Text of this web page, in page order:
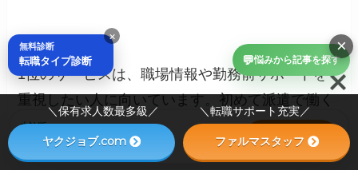
1位のサービスは、職場情報や勤務前サポートを
重視したい人に向いています。初めて派遣で働く
人、ブランク明けの人、初日の動き方まで確認し
ておきたい人は、まず1位を中心に見てくださ
💬悩みから記事を探す
×
×
無料診断
転職タイプ診断
＼保有求人数最多級／ ＼転職サポート充実／
ヤクジョブ.com ファルマスタッフ
未診断
30秒でおすすめ2社を見る
診断する